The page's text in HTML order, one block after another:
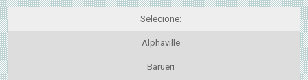
Selecione:
Alphaville
Barueri